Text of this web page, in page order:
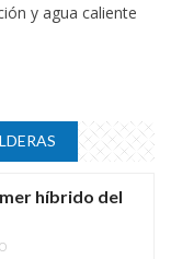
y agua caliente
híbrido del